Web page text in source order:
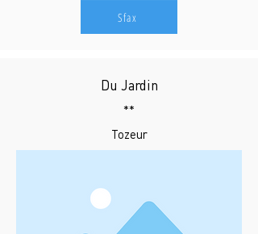
Sfax
Du Jardin
**
Tozeur